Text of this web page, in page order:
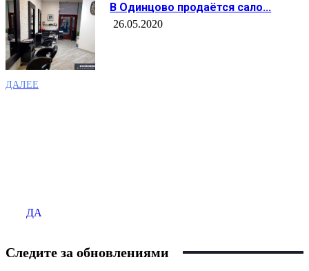
В Одинцово продаётся сало...
26.05.2020
ДАЛЕЕ
ДА
Следите за обновлениями